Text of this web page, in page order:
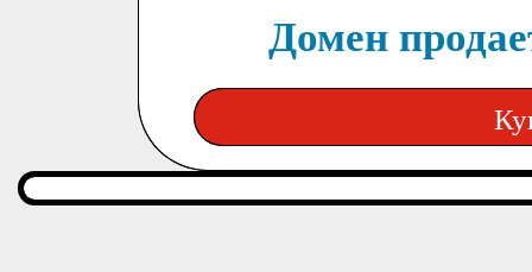
Домен